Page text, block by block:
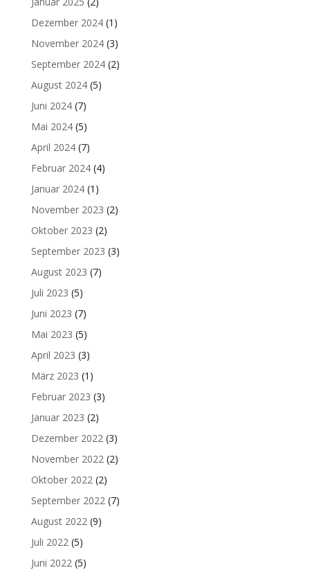
Dezember 2024(1)
November 2024(3)
September 2024(2)
August 2024(5)
Juni 2024(7)
Mai 2024(5)
April 2024(7)
Februar 2024(4)
Januar 2024(1)
November 2023 (2)
Oktober 2023 (2)
September 2023 (3)
August 2023 (7)
Juli 2023 (5)
Juni 2023 (7)
Mai 2023 (5)
April 2023 (3)
März 2023 (1)
Februar 2023 (3)
Januar 2023 (2)
Dezember 2022(3)
November 2022(2)
Oktober 2022(2)
September 2022(7)
August 2022(9)
Juli 2022(5)
Juni 2022(5)